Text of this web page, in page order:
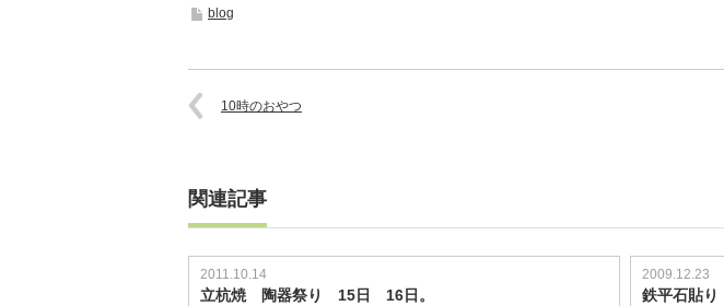
blog
10時のおやつ
関連記事
2011.10.14
立杭焼 陶器祭り 15日 16日。
2009.12.23
鉄平石貼り